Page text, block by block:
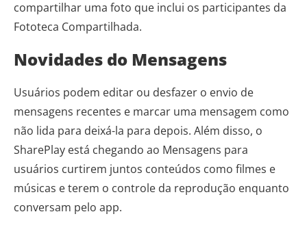
compartilhar uma foto que inclui os participantes da
Fototeca Compartilhada.
Novidades do Mensagens
Usuários podem editar ou desfazer o envio de
mensagens recentes e marcar uma mensagem como
não lida para deixá-la para depois. Além disso, o
SharePlay está chegando ao Mensagens para
usuários curtirem juntos conteúdos como filmes e
músicas e terem o controle da reprodução enquanto
conversam pelo app.